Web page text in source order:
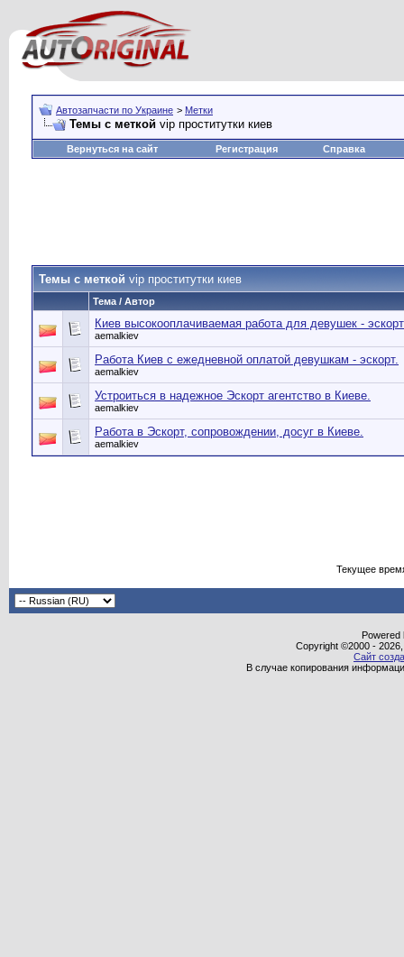
Автозапчасти по Украине > Метки
Темы с меткой vip проститутки киев
Вернуться на сайт Регистрация Справка
Темы с меткой vip проститутки киев
Тема / Автор
Киев высокооплачиваемая работа для девушек -
aemalkiev
Работа Киев с ежедневной оплатой девушкам - эскорт.
aemalkiev
Устроиться в надежное Эскорт агентство в Киеве.
aemalkiev
Работа в Эскорт, сопровождении, досуг в Киеве.
aemalkiev
Текущее
Powered
Copyright ©2000 -
Сайт
В случае копирования